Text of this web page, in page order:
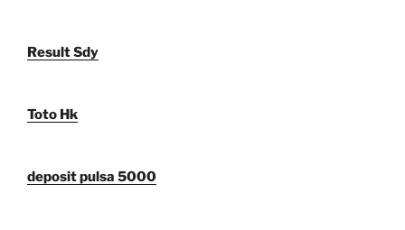
Result Sdy
Toto Hk
deposit pulsa 5000